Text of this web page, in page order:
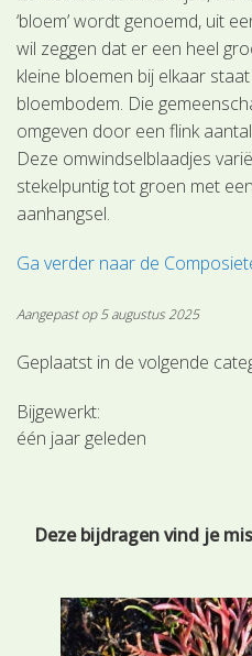
‘bloem’ wordt genoemd, uit
wil zeggen dat er een heel
kleine bloemen bij elkaar
bloembodem. Die
omgeven door een flink aantal
Deze omwindselblaadjes
stekelpuntig tot groen met
aanhangsel.
Ga verder naar de
Aangepast op 5 augustus 2025
Geplaatst in de volgende
Bijgewerkt:
één jaar geleden
Deze bijdragen vind je